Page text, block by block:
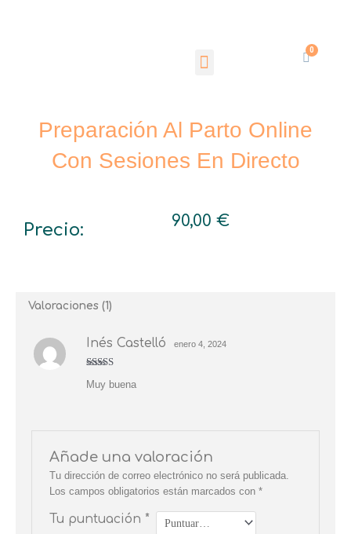
0
Cart
Preparación Al Parto Online
Con Sesiones En Directo
Precio: 90,00 €
Valoraciones (1)
con5 de 5
Inés Castelló enero 4, 2024
Muy buena
Añade una valoración
Tu dirección de correo electrónico no será publicada.
Los campos obligatorios están marcados con *
Tu puntuación *